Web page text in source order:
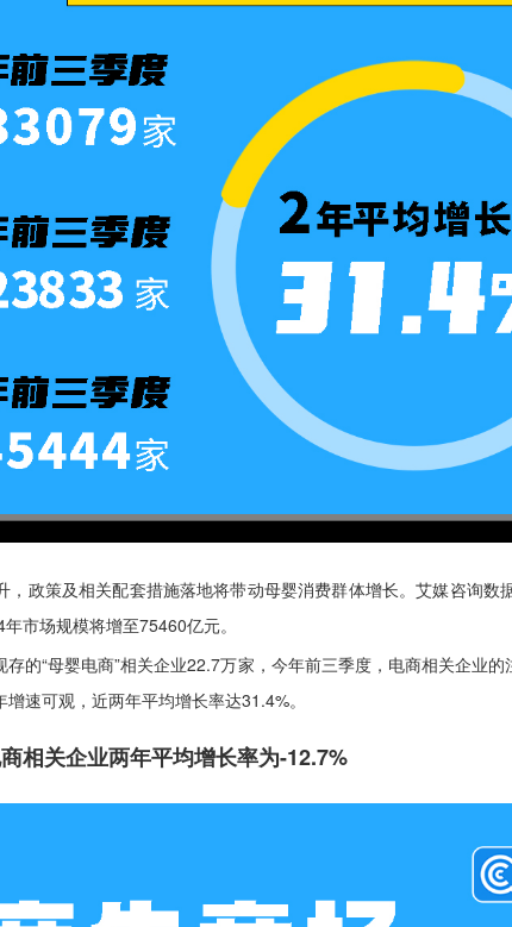
，政策及相关配套措施落地将带动母婴消费群体增长。艾媒咨询数
市场规模将增至75460亿元。
的“母婴电商”相关企业22.7万家，今年前三季度，电商相关企业
速可观，近两年平均增长率达31.4%。
相关企业两年平均增长率为-12.7%